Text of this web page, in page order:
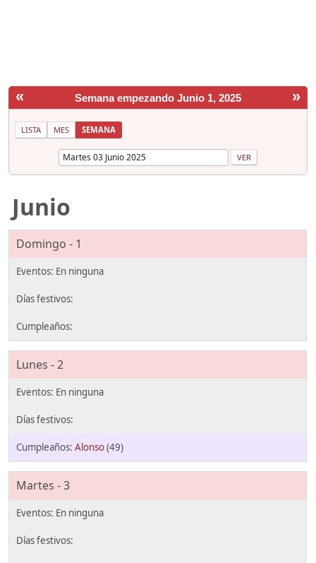
« »
Semana empezando Junio 1, 2025
LISTA MES SEMANA
Junio
Domingo - 1
Lunes - 2
Alonso(49)
Martes - 3